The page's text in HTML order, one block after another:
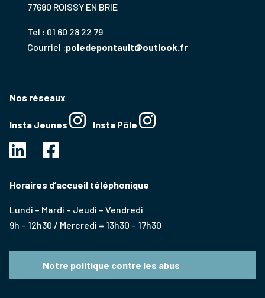
77680 ROISSY EN BRIE
Tel : 01 60 28 22 79
Courriel :poledepontault@outlook.fr
Nos réseaux
Insta Jeunes Insta Pôle
Horaires d’accueil téléphonique
Lundi – Mardi – Jeudi – Vendredi
9h – 12h30 / Mercredi = 13h30 – 17h30
Notre politique contre les abus